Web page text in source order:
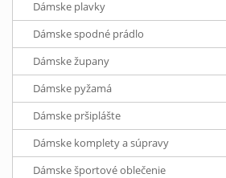
Dámske plavky
Dámske spodné prádlo
Dámske župany
Dámske pyžamá
Dámske pršiplášte
Dámske komplety a súpravy
Dámske športové oblečenie